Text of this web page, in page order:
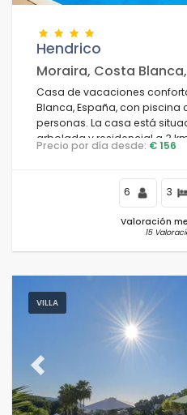
Hendrico
Moraira, Costa
Casa de vacaciones
Blanca, España, con piscina
personas. La casa está
arbolada y residencial a 3
Precio por día desde: € 156
6 3
Valoración
15
VILLA
Previous